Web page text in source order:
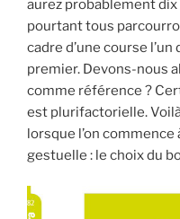
aurez probablement
pourtant tous
cadre d’une course
premier. Devons-nous
comme référence ?
est plurifactorielle.
lorsque l’on
gestuelle : le choix du